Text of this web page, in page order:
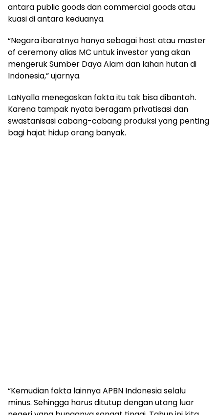
antara public goods dan commercial goods atau
kuasi di antara keduanya.
“Negara ibaratnya hanya sebagai host atau master
of ceremony alias MC untuk investor yang akan
mengeruk Sumber Daya Alam dan lahan hutan di
Indonesia,” ujarnya.
LaNyalla menegaskan fakta itu tak bisa dibantah.
Karena tampak nyata beragam privatisasi dan
swastanisasi cabang-cabang produksi yang penting
bagi hajat hidup orang banyak.
“Kemudian fakta lainnya APBN Indonesia selalu
minus. Sehingga harus ditutup dengan utang luar